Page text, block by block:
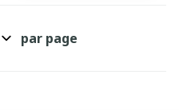
par page